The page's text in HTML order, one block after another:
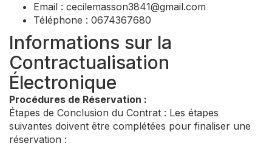
Email : cecilemasson3841@gmail.com
Téléphone : 0674367680
Informations sur la
Contractualisation
Électronique
Procédures de Réservation :
Étapes de Conclusion du Contrat : Les étapes
suivantes doivent être complétées pour finaliser une
réservation :